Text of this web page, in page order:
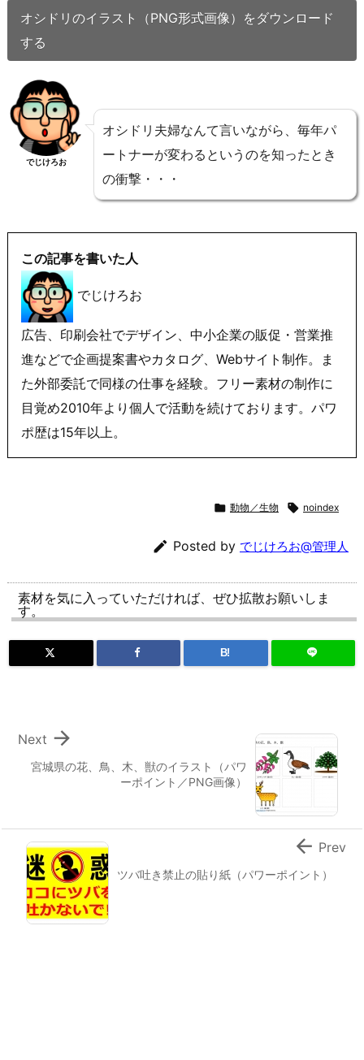
オシドリのイラスト（PNG形式画像）をダウンロード
する
でじけろお
オシドリ夫婦なんて言いながら、毎年パ
ートナーが変わるというのを知ったとき
の衝撃・・・
この記事を書いた人
でじけろお
広告、印刷会社でデザイン、中小企業の販促・営業推
進などで企画提案書やカタログ、Webサイト制作。ま
た外部委託で同様の仕事を経験。フリー素材の制作に
目覚め2010年より個人で活動を続けております。パワ
ポ歴は15年以上。
 動物／生物  noindex
 Posted by でじけろお@管理人
素材を気に入っていただければ、ぜひ拡散お願いしま
す。
B!
宮城県の花、鳥、木、獣のイラスト（パワ
ーポイント／PNG画像）

Next
ツバ吐き禁止の貼り紙（パワーポイント）
 Prev